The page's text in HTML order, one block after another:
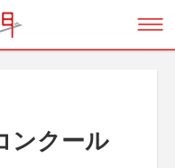
ンクール